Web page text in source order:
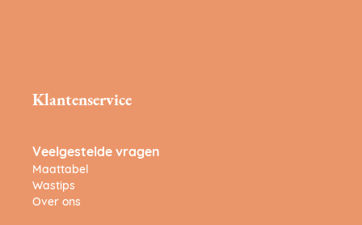
Klantenservice
Veelgestelde vragen
Maattabel
Wastips
Over ons